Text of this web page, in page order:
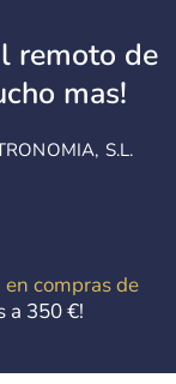
remoto de
mas!
S.L.
en compras de
a 350 €!